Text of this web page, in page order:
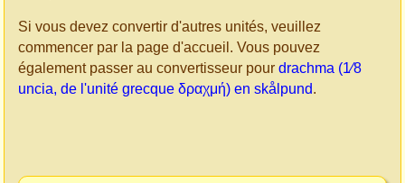
Si vous devez convertir d'autres unités, veuillez
commencer par la page d'accueil. Vous pouvez
également passer au convertisseur pour drachma (1⁄8
uncia, de l'unité grecque δραχμή) en skålpund.